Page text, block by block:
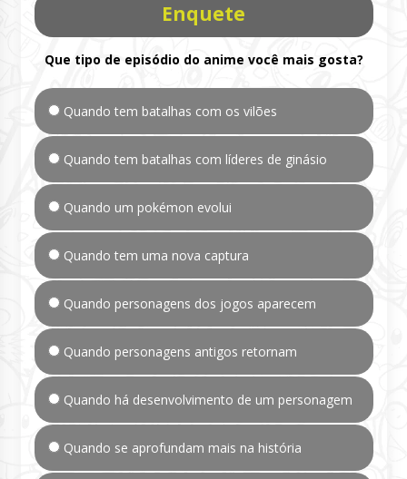
Enquete
Que tipo de episódio do anime você mais gosta?
Quando tem batalhas com os vilões
Quando tem batalhas com líderes de ginásio
Quando um pokémon evolui
Quando tem uma nova captura
Quando personagens dos jogos aparecem
Quando personagens antigos retornam
Quando há desenvolvimento de um personagem
Quando se aprofundam mais na história